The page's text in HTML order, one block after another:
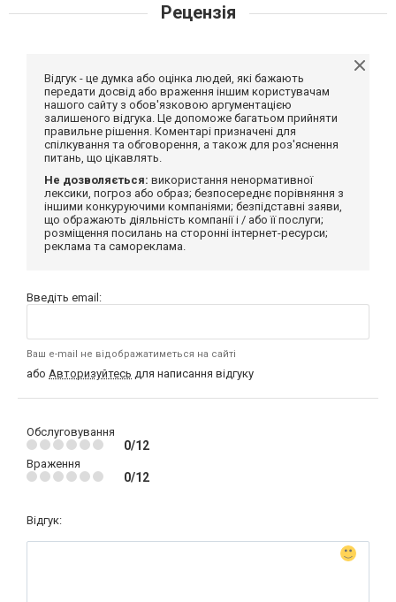
Рецензія
Відгук - це думка або оцінка людей, які бажають
передати досвід або враження іншим користувачам
нашого сайту з обов'язковою аргументацією
залишеного відгука. Це допоможе багатьом прийняти
правильне рішення. Коментарі призначені для
спілкування та обговорення, а також для роз'яснення
питань, що цікавлять.
Не дозволяється: використання ненормативної
лексики, погроз або образ; безпосереднє порівняння з
іншими конкуруючими компаніями; безпідставні заяви,
що ображають діяльність компанії і / або її послуги;
розміщення посилань на сторонні інтернет-ресурси;
реклама та самореклама.
Введіть email:
Ваш e-mail не відображатиметься на сайті
або Авторизуйтесь для написання відгуку
Обслуговування
0/12
Враження
0/12
Відгук: